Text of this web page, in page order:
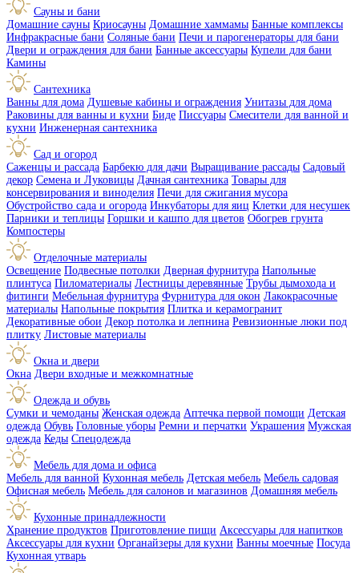
Сауны и бани
Домашние сауны Криосауны Домашние хаммамы Банные комплексы
Инфракрасные бани Соляные бани Печи и парогенераторы для бани
Двери и ограждения для бани Банные аксессуары Купели для бани
Камины
Сантехника
Ванны для дома Душевые кабины и ограждения Унитазы для дома
Раковины для ванны и кухни Биде Писсуары Смесители для ванной и
кухни Инженерная сантехника
Сад и огород
Саженцы и рассада Барбекю для дачи Выращивание рассады Садовый
декор Семена и Луковицы Дачная сантехника Товары для
консервирования и виноделия Печи для сжигания мусора
Обустройство сада и огорода Инкубаторы для яиц Клетки для несушек
Парники и теплицы Горшки и кашпо для цветов Обогрев грунта
Компостеры
Отделочные материалы
Освещение Подвесные потолки Дверная фурнитура Напольные
плинтуса Пиломатериалы Лестницы деревянные Трубы дымохода и
фитинги Мебельная фурнитура Фурнитура для окон Лакокрасочные
материалы Напольные покрытия Плитка и керамогранит
Декоративные обои Декор потолка и лепнина Ревизионные люки под
плитку Листовые материалы
Окна и двери
Окна Двери входные и межкомнатные
Одежда и обувь
Сумки и чемоданы Женская одежда Аптечка первой помощи Детская
одежда Обувь Головные уборы Ремни и перчатки Украшения Мужская
одежда Кеды Спецодежда
Мебель для дома и офиса
Мебель для ванной Кухонная мебель Детская мебель Мебель садовая
Офисная мебель Мебель для салонов и магазинов Домашняя мебель
Кухонные принадлежности
Хранение продуктов Приготовление пищи Аксессуары для напитков
Аксессуары для кухни Органайзеры для кухни Ванны моечные Посуда
Кухонная утварь